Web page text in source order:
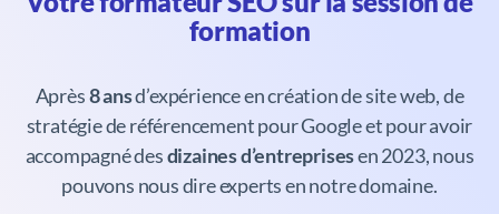
formation
Après8 ansd’expérience en création de site web, de
stratégie de référencement pour Google et pour avoir
accompagné desdizaines d’entreprisesen 2023, nous
pouvons nous dire experts en notre domaine.